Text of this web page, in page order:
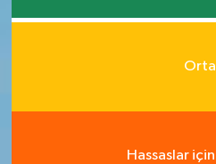
Orta
Hassaslar için